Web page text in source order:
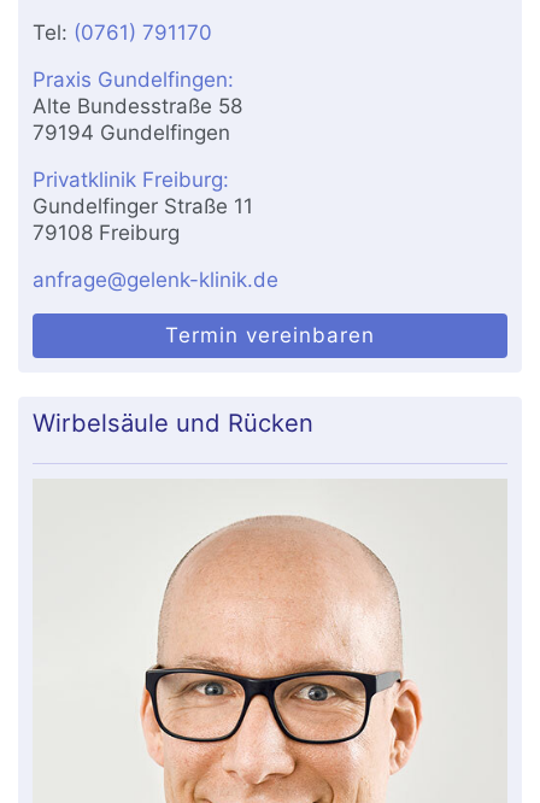
Tel: (0761) 791170
Praxis Gundelfingen:
Alte Bundesstraße 58
79194 Gundelfingen
Privatklinik Freiburg:
Gundelfinger Straße 11
79108 Freiburg
anfrage@gelenk-klinik.de
Termin vereinbaren
Wirbelsäule und Rücken